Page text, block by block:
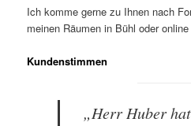
Ich komme gerne zu Ihnen nach
meinen Räumen in Bühl oder
Kundenstimmen
„Herr Huber